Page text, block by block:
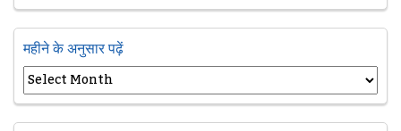
महीने के अनुसार पढ़ें